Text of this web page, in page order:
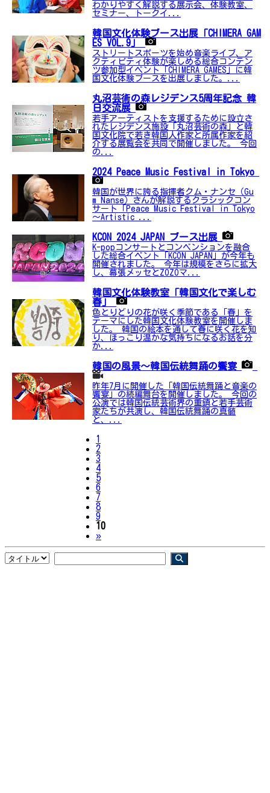
わかりやすく解説する展示会、体験教室、
セミナー、トークイ...
韓国文化体験ブース出展「CHIMERA GAM
ES VOL.9」
ストリートスポーツを始め音楽ライブ、ア
クティビティ体験が楽しめる総合コンテン
ツ参加型イベント「CHIMERA GAMES」に韓
国文化体験ブースを出展しました。...
丸沼芸術の森レジデンス5周年記念 韓
日交流展
若手アーティストを支援するために設立さ
れたレジデンス施設「丸沼芸術の森」と韓
国文化院で若き韓国人作家と所属作家を紹
介する展覧会を共同で開催しました。 今回
の...
2024 Peace Music Festival in Tokyo
韓国が世界に誇る指揮者クム・ナンセ（Gu
m Nanse）さんが解説するクラシックコン
サート「Peace Music Festival in Tokyo
～Artistic ...
KCON 2024 JAPAN ブース出展
K-popコンサートとコンベンションを融合
した総合イベント「KCON JAPAN」が今年も
開催されました。 今年は規模をさらに拡大
し、幕張メッセとZOZOマ...
韓国文化体験教室「韓国文化で楽しむ
春」
色とりどりの花が咲く季節である「春」を
テーマにした韓国文化体験教室を開催しま
した。 韓国の絵本を通して春に咲く花を知
り、ほっこり温かな気持ちになるお話を分
か...
韓国の風景～韓国伝統舞踊の饗宴
昨年7月に開催した「韓国伝統舞踊と音楽の
饗宴」の続編舞台を開催しました。 今回の
公演では韓国伝統芸術界の重鎮と若手芸術
家たちが共演し、韓国伝統舞踊の真髄
と、...
1
2
3
4
5
6
7
8
9
10
»Next